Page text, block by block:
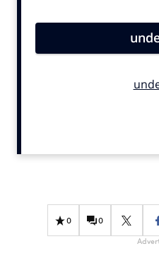
Carriere
Diversiteit
0 0